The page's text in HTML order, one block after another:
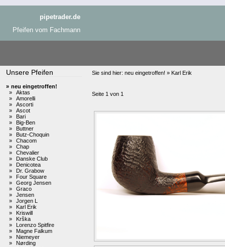
pipetrader.de
Pfeifen vom Fachmann
Unsere Pfeifen
» neu eingetroffen!
»
Aktas
»
Amorelli
»
Ascorti
»
Ascot
»
Bari
»
Big-Ben
»
Buttner
»
Butz-Choquin
»
Chacom
»
Chap
»
Chevalier
»
Danske Club
»
Denicotea
»
Dr. Grabow
»
Four Square
»
Georg Jensen
»
Graco
»
Jensen
»
Jorgen L
»
Karl Erik
»
Kriswill
»
Krška
»
Lorenzo Spitfire
»
Magne Falkum
»
Niemeyer
»
Nørding
Sie sind hier: neu eingetroffen! » Karl Erik
Seite 1 von 1